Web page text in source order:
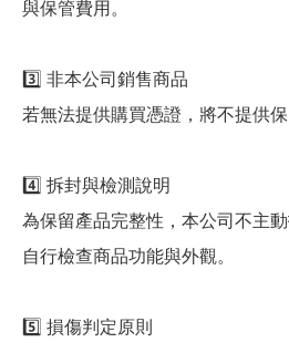
與保管費用。
3️⃣ 非本公司銷售商品
若無法提供購買憑證，將不提供保
4️⃣ 拆封與檢測說明
為保留產品完整性，本公司不主
自行檢查商品功能與外觀。
5️⃣ 損傷判定原則